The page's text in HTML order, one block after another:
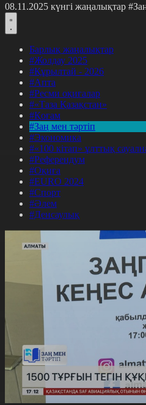
08.11.2025 күнгі жаңалықтар
Барлық жаңалықтар
#Жолдау 2025
#Құрылтай - 2026
#Апта
#Ресми оқиғалар
#«Таза Қазақстан»
#Қоғам
#Заң мен тәртіп
#Экономика
#«100 кітап» ұлттық
#Референдум
#Оқиға
#EURO 2024
#Спорт
#Әлем
#Денсаулық